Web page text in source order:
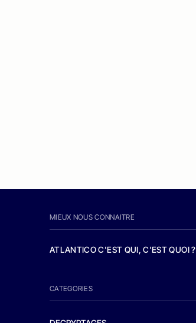
MIEUX NOUS CONNAITRE
ATLANTICO C'EST QUI, C'EST QUOI ?
CATEGORIES